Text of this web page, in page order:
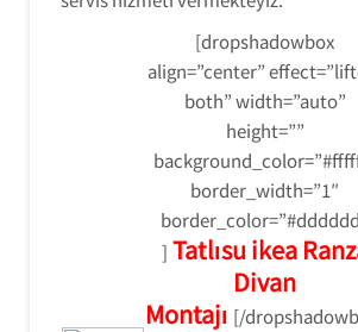
[dropshadowbox
align=”center”
both” width=”auto”
height=””
border_width=”1″
] Tatlısu ikea
Divan
Montajı [/